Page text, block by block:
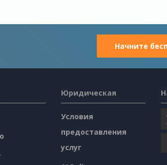
Начните
Юридическая
Условия
предоставления
услуг